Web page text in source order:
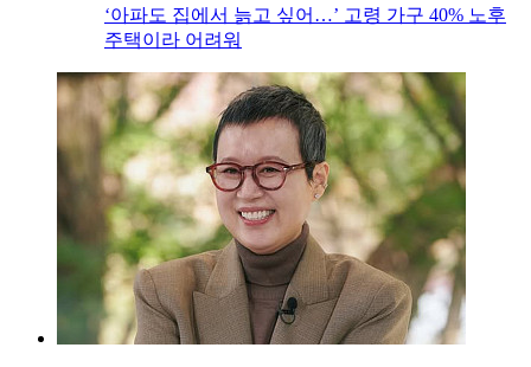
‘아파도 집에서 늙고 싶어…’ 고령 가구 40% 노후
주택이라 어려워